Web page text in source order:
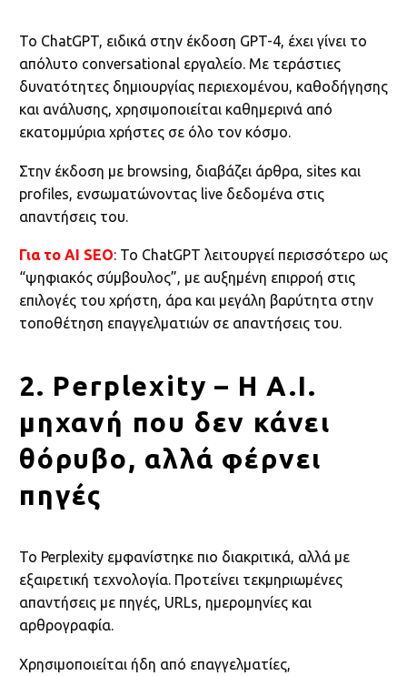
Το ChatGPT, ειδικά στην έκδοση GPT-4, έχει γίνει το
απόλυτο conversational εργαλείο. Με τεράστιες
δυνατότητες δημιουργίας περιεχομένου, καθοδήγησης
και ανάλυσης, χρησιμοποιείται καθημερινά από
εκατομμύρια χρήστες σε όλο τον κόσμο.
Στην έκδοση με browsing, διαβάζει άρθρα, sites και
profiles, ενσωματώνοντας live δεδομένα στις
απαντήσεις του.
Για το AI SEO: Το ChatGPT λειτουργεί περισσότερο ως
“ψηφιακός σύμβουλος”, με αυξημένη επιρροή στις
επιλογές του χρήστη, άρα και μεγάλη βαρύτητα στην
τοποθέτηση επαγγελματιών σε απαντήσεις του.
2. Perplexity – Η A.I.
μηχανή που δεν κάνει
θόρυβο, αλλά φέρνει
πηγές
Το Perplexity εμφανίστηκε πιο διακριτικά, αλλά με
εξαιρετική τεχνολογία. Προτείνει τεκμηριωμένες
απαντήσεις με πηγές, URLs, ημερομηνίες και
αρθρογραφία.
Χρησιμοποιείται ήδη από επαγγελματίες,